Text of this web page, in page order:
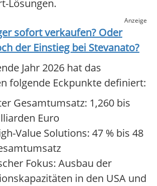
Lösungen.
Anzeige
sofort verkaufen? Oder
der Einstieg bei Stevanato?
Jahr 2026 hat das
folgende Eckpunkte definiert:
Gesamtumsatz: 1,260 bis
Euro
Value Solutions: 47 % bis 48
Fokus: Ausbau der
in den USA und